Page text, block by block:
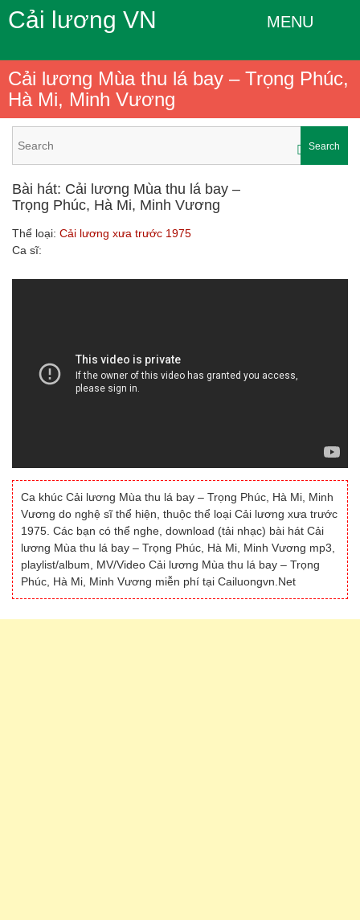
Cải lương VN MENU
Cải lương Mùa thu lá bay – Trọng Phúc,
Hà Mi, Minh Vương
Search
Bài hát: Cải lương Mùa thu lá bay –
Trọng Phúc, Hà Mi, Minh Vương
Thể loại: Cải lương xưa trước 1975
Ca sĩ:
Ca khúc Cải lương Mùa thu lá bay – Trọng Phúc, Hà Mi, Minh
Vương do nghệ sĩ thể hiện, thuộc thể loại Cải lương xưa trước
1975. Các bạn có thể nghe, download (tải nhạc) bài hát Cải
lương Mùa thu lá bay – Trọng Phúc, Hà Mi, Minh Vương mp3,
playlist/album, MV/Video Cải lương Mùa thu lá bay – Trọng
Phúc, Hà Mi, Minh Vương miễn phí tại Cailuongvn.Net